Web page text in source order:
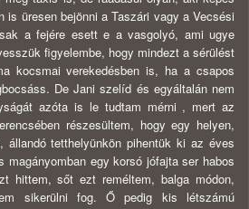
is üresen bejönni a Taszári vagy a Vecsési
a fejére esett e a vasgolyó, ami ugye
figyelembe, hogy mindezt a sérülést
kocsmai verekedésben is, ha a csapos
De Jani szelíd és egyáltalán nem
azóta is le tudtam mérni , mert az
részesültem, hogy egy helyen,
állandó tetthelyünkön pihentük ki az éves
magányomban egy korsó jófajta ser habos
hittem, sőt ezt reméltem, balga módon,
sikerülni fog. Ő pedig kis létszámú